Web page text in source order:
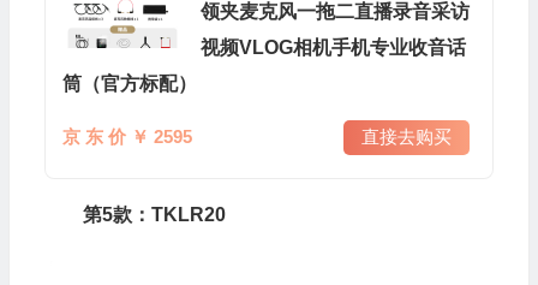
领夹麦克风一拖二直播录音采访
视频VLOG相机手机专业收音话
筒（官方标配）
京 东 价 ￥ 2595 直接去购买
第5款：TKLR20